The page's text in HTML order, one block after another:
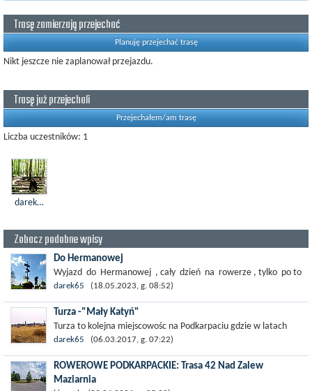
Trasę zamierzają przejechać
Planuję przejechać trasę
Nikt jeszcze nie zaplanował przejazdu.
Trasę już przejechali
Przejechałem/am trasę
Liczba uczestników: 1
darek65
Zobacz podobne wpisy
Do Hermanowej
Wyjazd do Hermanowej , cały dzień na rowerze , tylko po to
,żeby zobaczyć ...
darek65 (18.05.2023, g. 08:52)
Turza -"Mały Katyń"
Turza to kolejna miejscowośc na Podkarpaciu gdzie w latach
czterdziestych pozbywano się jeńców nie tylko polskich z AK lecz
również...
darek65 (06.03.2017, g. 07:22)
ROWEROWE PODKARPACKIE: Trasa 42 Nad Zalew
Maziarnia